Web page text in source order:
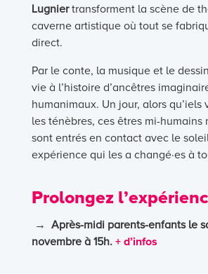
Lugniertransforment la scène de
caverne artistique où tout se
direct.
Par le conte, la musique et le
vie à l’histoire d’ancêtres
humanimaux. Un jour, alors qu’iels
les ténèbres, ces êtres mi-humains
sont entrés en contact avec le
expérience qui les a changé·es à
Prolongez
→ Après-midi parents-enfants le
novembre à 15h.+ d’infos